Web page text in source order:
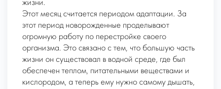
жизни.
Этот месяц считается периодом адаптации. За
этот период новорожденные проделывают
огромную работу по перестройке своего
организма. Это связано с тем, что большую часть
жизни он существовал в водной среде, где был
обеспечен теплом, питательными веществами и
кислородом, а теперь ему нужно самому дышать,